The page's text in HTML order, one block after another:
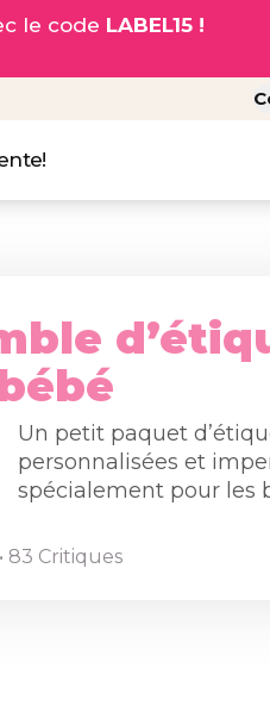
le code LABEL15 !
Un petit paquet
personnalisées et
spécialement pour les
• 83 Critiques